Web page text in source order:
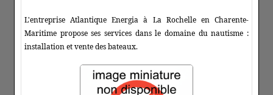
L'entreprise Atlantique Energia à La Rochelle en Charente-
Maritime propose ses services dans le domaine du nautisme :
installation et vente des bateaux.